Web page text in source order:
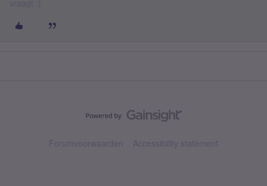
Forumvoorwaarden Accessibility statement